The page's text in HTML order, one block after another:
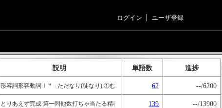
ログイン ユーザ登録
説明 単語数 進捗
形容詞形容動詞Ⅰ *－ただなり(徒なり),①む:む/なしい/②何:なん/でもない
62 --/6200
とりあえず完成 第一問他数打ちゃ当たる精神で１３９の多義系語句！
139 --/13900